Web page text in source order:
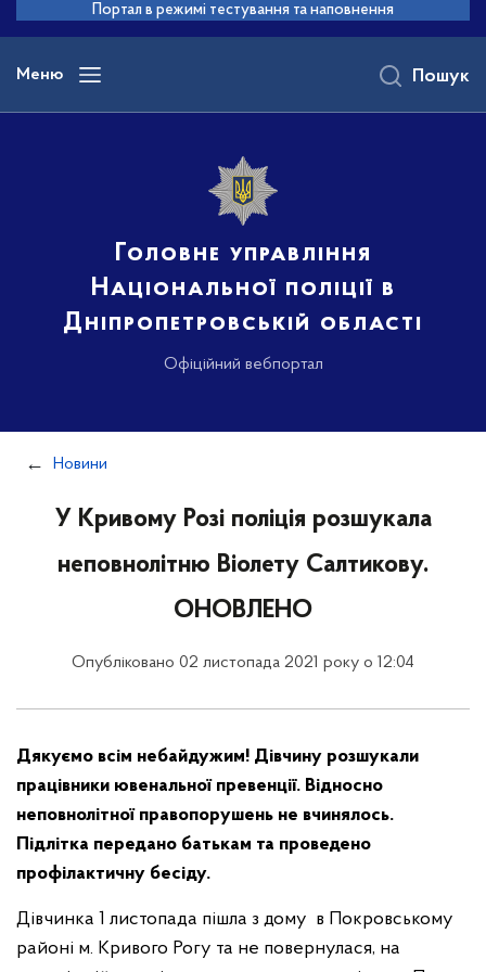
основного
вмісту
Портал в режимі тестування та наповнення
Меню
Головне управління
Національної поліції в
Дніпропетровській області
Офіційний вебпортал
Пошук
Новини
У Кривому Розі поліція розшукала
неповнолітню Віолету Салтикову.
ОНОВЛЕНО
Опубліковано 02 листопада 2021 року о 12:04
Дякуємо всім небайдужим! Дівчину розшукали
працівники ювенальної превенції. Відносно
неповнолітної правопорушень не вчинялось.
Підлітка передано батькам та проведено
профілактичну бесіду.
Дівчинка 1 листопада пішла з дому в Покровському
районі м. Кривого Рогу та не повернулася, на